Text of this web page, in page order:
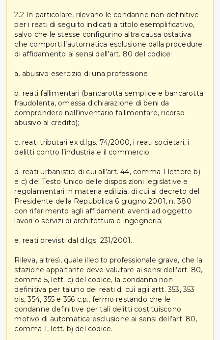
2.2 In particolare, rilevano le condanne non definitive
per i reati di seguito indicati a titolo esemplificativo,
salvo che le stesse configurino altra causa ostativa
che comporti l’automatica esclusione dalla procedure
di affidamento ai sensi dell’art. 80 del codice:
a. abusivo esercizio di una professione;
b. reati fallimentari (bancarotta semplice e bancarotta
fraudolenta, omessa dichiarazione di beni da
comprendere nell’inventario fallimentare, ricorso
abusivo al credito);
c. reati tributari ex d.lgs. 74/2000, i reati societari, i
delitti contro l’industria e il commercio;
d. reati urbanistici di cui all’art. 44, comma 1 lettere b)
e c) del Testo Unico delle disposizioni legislative e
regolamentari in materia edilizia, di cui al decreto del
Presidente della Repubblica 6 giugno 2001, n. 380
con riferimento agli affidamenti aventi ad oggetto
lavori o servizi di architettura e ingegneria;
e. reati previsti dal d.lgs. 231/2001.
Rileva, altresì, quale illecito professionale grave, che la
stazione appaltante deve valutare ai sensi dell’art. 80,
comma 5, lett. c) del codice, la condanna non
definitiva per taluno dei reati di cui agli artt. 353, 353
bis, 354, 355 e 356 c.p., fermo restando che le
condanne definitive per tali delitti costituiscono
motivo di automatica esclusione ai sensi dell’art. 80,
comma 1, lett. b) del codice.